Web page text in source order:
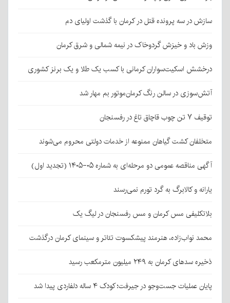
سازش در سه پرونده قتل در کرمان با گذشت اولیای دم
وزش باد و خیزش گردوخاک در نیمه شمالی و شرق کرمان
درخشش اسکیت‌سواران کرمانی با کسب یک طلا و یک برنز کشوری
آتش‌سوزی در سالن رنگ کرمان‌موتور بم مهار شد
توقیف ۷ تن چوب قاچاق تاغ در رفسنجان
متخلفان کشت گیاهان ممنوعه از خدمات دولتی محروم می‌شوند
آگهی مناقصه عمومی دو مرحله‌ای به شماره ۰۵-۱۴۰۵ (تجدید اول)
یارانه و کالابرگ به گرد تورم نمی‌رسند
بلاتکلیفی مس کرمان و مس رفسنجان در لیگ یک
محمد نواب‌زاده، هنرمند پیشکسوت تئاتر و سینمای کرمان درگذشت
ذخیره سدهای کرمان به ۲۴۹ میلیون مترمکعب رسید
پایان عملیات جست‌وجو در جیرفت؛ کودک ۴ ساله دلفاردی پیدا شد